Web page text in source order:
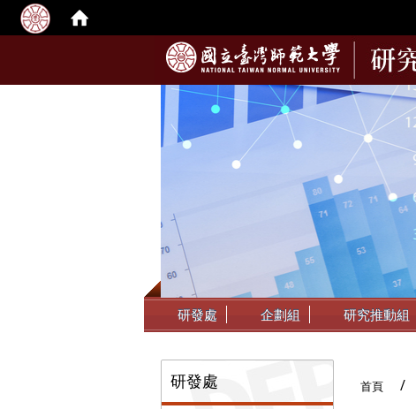
::: 研發處 企劃組 研究推動組
研發處 首頁